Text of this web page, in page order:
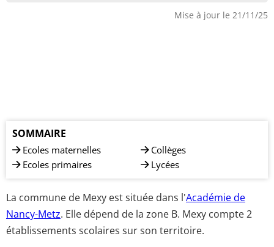
Mise à jour le 21/11/25
SOMMAIRE
Ecoles maternelles
Ecoles primaires
Collèges
Lycées
La commune de Mexy est située dans l'Académie de
Nancy-Metz. Elle dépend de la zone B. Mexy compte 2
établissements scolaires sur son territoire.